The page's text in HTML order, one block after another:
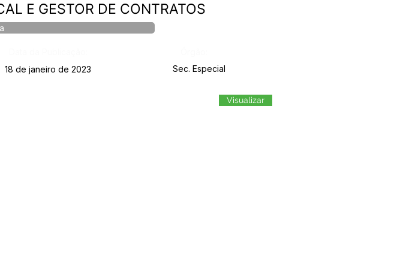
E GESTOR DE CONTRATOS
18 de janeiro de 2023 Sec. Especial
Visualizar